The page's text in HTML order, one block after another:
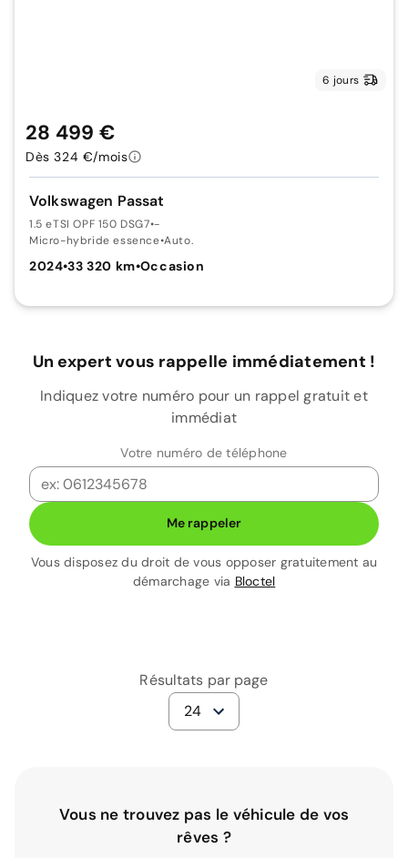
6 jours
Volkswagen Passat
1.5 eTSI OPF 150 DSG7•-
Micro-hybride essence•Auto.
2024•33 320 km•Occasion
28 499 €
Dès 324 €/mois
Un expert vous rappelle immédiatement !
Indiquez votre numéro pour un rappel gratuit et
immédiat
Votre numéro de téléphone
Me rappeler
Vous disposez du droit de vous opposer gratuitement au
démarchage via Bloctel
Résultats par page
24
Vous ne trouvez pas le véhicule de vos
rêves ?